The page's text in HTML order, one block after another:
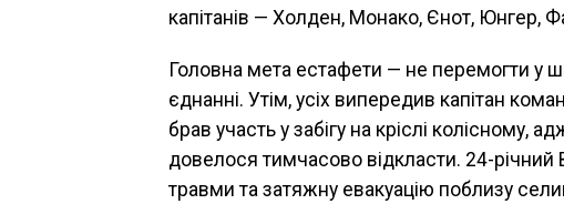
капітанів — Холден, Монако, Єнот, Юнгер,
Головна мета естафети — не перемогти у
єднанні. Утім, усіх випередив капітан
брав участь у забігу на кріслі колісному,
довелося тимчасово відкласти. 24-річний
травми та затяжну евакуацію поблизу